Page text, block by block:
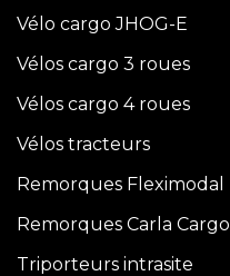
Vélo cargo JHOG-E
Vélos cargo 3 roues
Vélos cargo 4 roues
Vélos tracteurs
Remorques Fleximodal
Remorques Carla Cargo
Triporteurs intrasite